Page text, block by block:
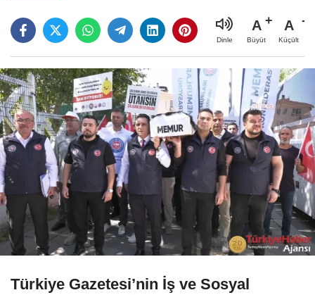
Dinle
A
Büyüt
A
Küçült
Türkiye Gazetesi’nin İş ve Sosyal